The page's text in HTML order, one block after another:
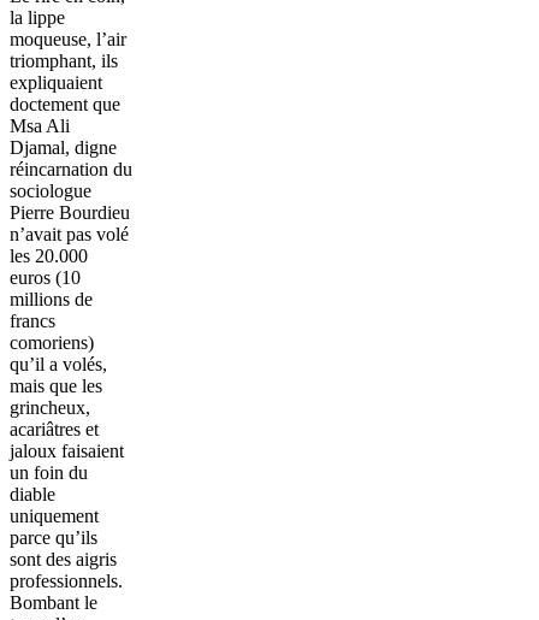
la lippe
moqueuse, l’air
triomphant, ils
expliquaient
doctement que
Msa Ali
Djamal, digne
réincarnation du
sociologue
Pierre Bourdieu
n’avait pas volé
les 20.000
euros (10
millions de
francs
comoriens)
qu’il a volés,
mais que les
grincheux,
acariâtres et
jaloux faisaient
un foin du
diable
uniquement
parce qu’ils
sont des aigris
professionnels.
Bombant le